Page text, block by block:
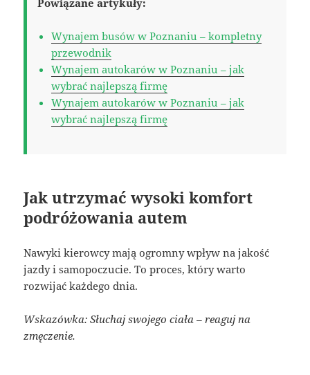
Wynajem busów w Poznaniu – kompletny
przewodnik
Wynajem autokarów w Poznaniu – jak
wybrać najlepszą firmę
Wynajem autokarów w Poznaniu – jak
wybrać najlepszą firmę
Jak utrzymać wysoki komfort
podróżowania autem
Nawyki kierowcy mają ogromny wpływ na jakość
jazdy i samopoczucie. To proces, który warto
rozwijać każdego dnia.
Wskazówka: Słuchaj swojego ciała – reaguj na
zmęczenie.